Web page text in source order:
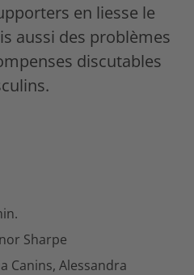
en liesse le
aussi des problèmes
discutables
Sharpe
Canins, Alessandra